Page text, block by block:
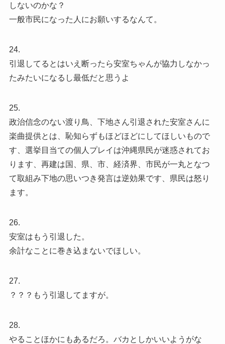
しないのかな？
一般市民になった人にお願いするなんて。
24.
引退してるとはいえ断ったら安室ちゃんが協力しなかっ
たみたいになるし最低だと思うよ
25.
政治信念のない渡り鳥、下地さん引退された安室さんに
楽曲提供とは、恥知らずもほどほどにしてほしいもので
す、選挙目当ての個人プレイは沖縄県民が迷惑されてお
ります、再建は国、県、市、経済界、市民が一丸となつ
て取組み下地の思いつき発言は逆効果です、県民は怒り
ます。
26.
安室はもう引退した。
余計なことに巻き込まないでほしい。
27.
？？？もう引退してますが。
28.
やることほかにもあるだろ。バカとしかいいようがな